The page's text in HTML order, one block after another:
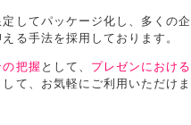
してパッケージ化し、多くの
る手法を採用しております。
把握 として、 プレゼンにおけ
して、お気軽にご利用いただけ